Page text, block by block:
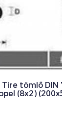
Tire tömlő DIN
(8x2)